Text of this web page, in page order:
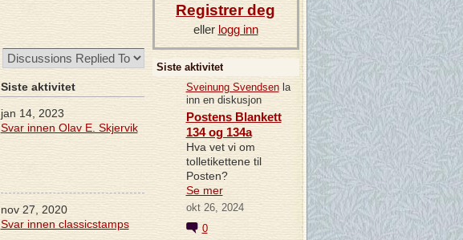
Siste aktivitet
jan 14, 2023
Svar innen Olav E. Skjervik
nov 27, 2020
Svar innen classicstamps
Registrer deg
eller logg inn
Siste aktivitet
Sveinung Svendsenla
inn en diskusjon
Postens Blankett
134 og 134a
Hva vet vi om
tolletikettene til
Posten?
Se mer
okt 26, 2024
0